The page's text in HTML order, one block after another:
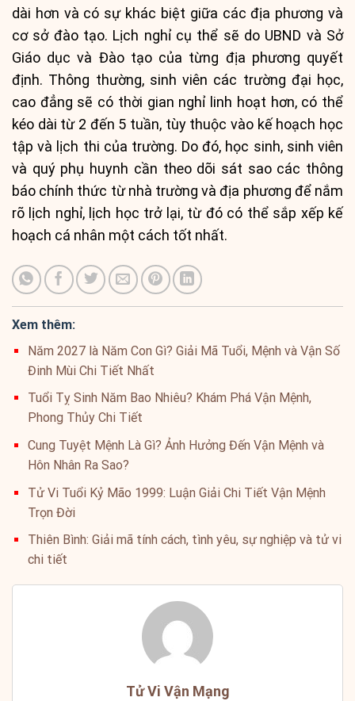
dài hơn và có sự khác biệt giữa các địa phương và
cơ sở đào tạo. Lịch nghỉ cụ thể sẽ do UBND và Sở
Giáo dục và Đào tạo của từng địa phương quyết
định. Thông thường, sinh viên các trường đại học,
cao đẳng sẽ có thời gian nghỉ linh hoạt hơn, có thể
kéo dài từ 2 đến 5 tuần, tùy thuộc vào kế hoạch học
tập và lịch thi của trường. Do đó, học sinh, sinh viên
và quý phụ huynh cần theo dõi sát sao các thông
báo chính thức từ nhà trường và địa phương để nắm
rõ lịch nghỉ, lịch học trở lại, từ đó có thể sắp xếp kế
hoạch cá nhân một cách tốt nhất.
Xem thêm:
Năm 2027 là Năm Con Gì? Giải Mã Tuổi, Mệnh và Vận Số
Đinh Mùi Chi Tiết Nhất
Tuổi Tỵ Sinh Năm Bao Nhiêu? Khám Phá Vận Mệnh,
Phong Thủy Chi Tiết
Cung Tuyệt Mệnh Là Gì? Ảnh Hưởng Đến Vận Mệnh và
Hôn Nhân Ra Sao?
Tử Vi Tuổi Kỷ Mão 1999: Luận Giải Chi Tiết Vận Mệnh
Trọn Đời
Thiên Bình: Giải mã tính cách, tình yêu, sự nghiệp và tử vi
chi tiết
Tử Vi Vận Mạng